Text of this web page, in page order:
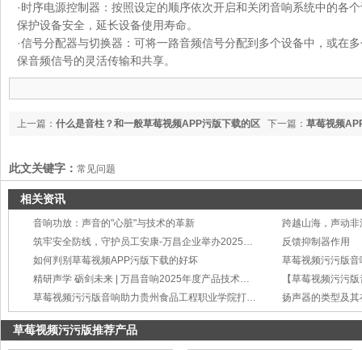
·时序电源控制器：按照设定的顺序依次开启和关闭音响系统中的各
保护设备安全，延长设备使用寿命。
·信号分配器与切换器：可将一路音频信号分配到多个设备中，或在
保音频信号的灵活传输和共享。
下一篇： 草莓视频
上一篇： 什么是音柱？和一般草莓视频APP污版下载的区
此文关键字： 常见问题
相关资讯
音响功放：声音的"心脏"与技术的革新
筑牢安全防线，守护员工安康-万昌企业举办2025年度工伤事故处理与预防培训
反馈抑制器作用
如何判别草莓视频APP污版下载的好坏
草莓视频污污版
精研声学 砺剑未来 | 万昌音响2025年度产品技术培训会圆满举行
草莓视频污污版音响助力贵州食品工程职业学院打造智慧会议新标杆
扬声器的类型及
草莓视频污污版推荐产品